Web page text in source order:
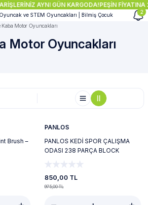
AYNI GÜN KARGODA!PEŞİN FİYATINA 2-3
2
Kaba Motor Oyuncakları
Motor Oyuncakları
Brush –
%13
Yeni
PANLOS
PANLOS KEDİ SPOR ÇALIŞMA
ODASI 238 PARÇA BLOCK
850,00 TL
975,00 TL